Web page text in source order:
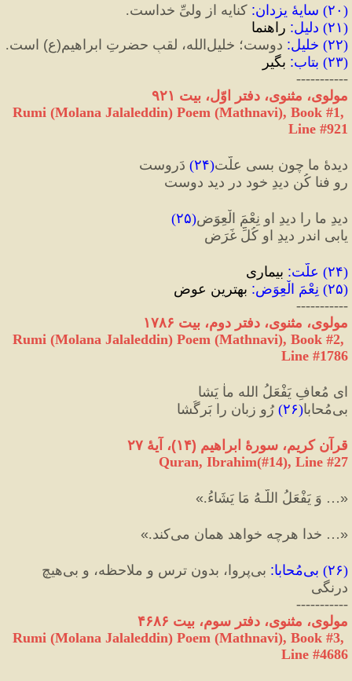
( ۲۰) سایهٔ‌‌ یزدان : کنایه از ولیِّ خداست.
(۲۱) دلیل:‌ راهنما
(۲۲) خلیل: دوست؛ خلیل‌الله، لقبِ‌ حضرتِ ابراهیم‌ (ع) است.
(۲۳) بتاب: بگیر
-----------
مولوی، مثنوی، دفتر اوّل، بیت ۹۲۱
Rumi (Molana Jalaleddin) Poem (Mathnavi), Book #1,
Line #921
دیدهٔ ما چون بسی علّت(۲۴) دَروست
رو فنا کُن دیدِ خود در دید دوست
دیدِ ما را دیدِ او نِعْمَ الْعِوَض(۲۵)
یابی اندر دیدِ او کُلِّ غَرَض
(۲۴) علّت: بیماری
(۲۵) نِعْمَ الْعِوَض: بهترین عوض
-----------
مولوی، مثنوی، دفتر دوم، بیت ۱۷۸۶
Rumi (Molana Jalaleddin) Poem (Mathnavi), Book #2,
Line #1786
ای مُعافِ یَفْعَلُ الله ماٰ یَشا
بی‏‌مُحابا
(۲۶) رُو زبان را بَرگُشا
قرآن كريم، سورهٔ ابراهيم (۱۴)، آیهٔ ۲۷
Quran, Ibrahim(#14), Line #27
«… وَ يَفْعَلُ اللَّـهُ مَا يَشَاءُ.»
«… خدا هرچه خواهد همان مى‌كند. »
(۲۶) بی‌مُحابا :
درنگی
-----------
مولوی، مثنوی، دفتر سوم، بیت ۴۶۸۶
Rumi (Molana Jalaleddin) Poem (Mathnavi), Book #3,
Line #4686